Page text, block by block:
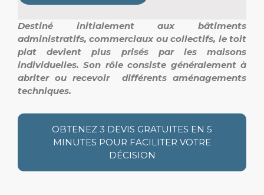
Destiné initialement aux bâtiments
administratifs, commerciaux ou collectifs, le toit
plat devient plus prisés par les maisons
individuelles. Son rôle consiste généralement à
abriter ou recevoir différents aménagements
techniques.
OBTENEZ 3 DEVIS GRATUITES EN 5
MINUTES POUR FACILITER VOTRE
DÉCISION